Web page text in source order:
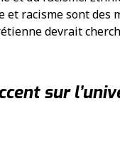
et racisme sont des
devrait
sur